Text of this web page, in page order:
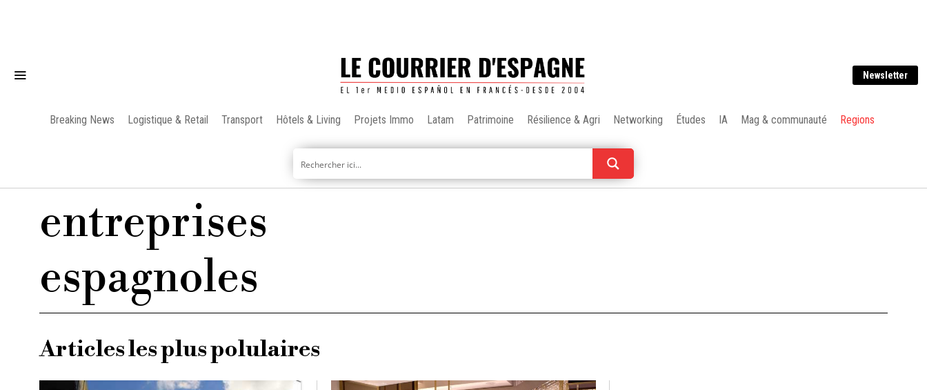
Newsletter
Breaking News Logistique & Retail Transport Hôtels & Living Projets Immo Latam Patrimoine Résilience & Agri Networking Études IA Mag & communauté Regions
entreprises
espagnoles
Articles les plus polulaires